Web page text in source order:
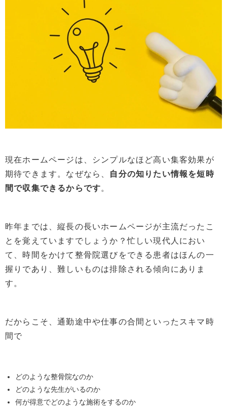
現在ホームページは、シンプルなほど高い集客効果が
期待できます。なぜなら、 自分の知りたい情報を短時
間で収集できるからです。
昨年までは、縦長の長いホームページが主流だったこ
とを覚えていますでしょうか？忙しい現代人におい
て、時間をかけて整骨院選びをできる患者はほんの一
握りであり、難しいものは排除される傾向にありま
す。
だからこそ、通勤途中や仕事の合間といったスキマ時
間で
どのような整骨院なのか
どのような先生がいるのか
何が得意でどのような施術をするのか